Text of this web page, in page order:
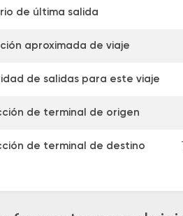
de última salida
aproximada de viaje
de salidas para este viaje
de terminal de origen
de terminal de destino